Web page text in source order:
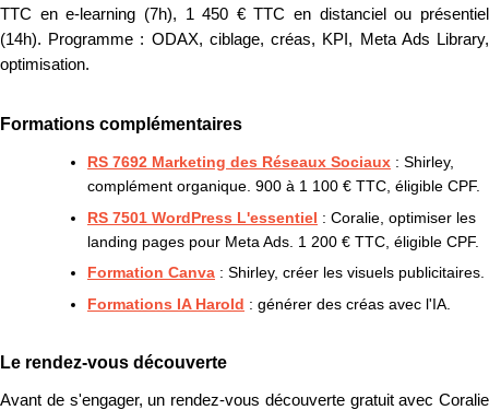
TTC en e-learning (7h), 1 450 € TTC en distanciel ou présentiel
(14h). Programme : ODAX, ciblage, créas, KPI, Meta Ads Library,
optimisation.
Formations complémentaires
RS 7692 Marketing des Réseaux Sociaux : Shirley,
complément organique. 900 à 1 100 € TTC, éligible CPF.
RS 7501 WordPress L'essentiel : Coralie, optimiser les
landing pages pour Meta Ads. 1 200 € TTC, éligible CPF.
Formation Canva : Shirley, créer les visuels publicitaires.
Formations IA Harold : générer des créas avec l'IA.
Le rendez-vous découverte
Avant de s'engager, un rendez-vous découverte gratuit avec Coralie